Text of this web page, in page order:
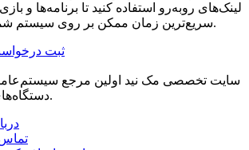
لینک‌های رو‌به‌رو استفاده کنید تا برنامه‌ها و
سریع‌ترین زمان ممکن بر روی سیستم شما نصب و کرک شود.
ثبت
سایت تخصصی مک نید اولین مرجع
دستگاه‌های اپل در ایران است.
تماس